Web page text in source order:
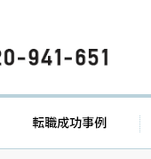
0120-
人検索